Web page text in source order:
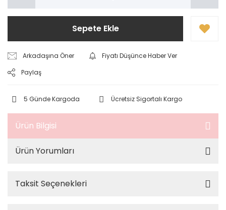
Sepete Ekle
Arkadaşına Öner
Fiyatı Düşünce Haber Ver
Paylaş
5 Günde Kargoda Ücretsiz Sigortalı Kargo
Ürün Bilgisi
Ürün Yorumları
Taksit Seçenekleri